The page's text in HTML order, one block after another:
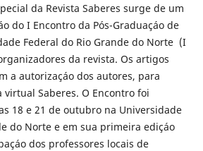
da Revista Saberes surge de um
do I Encontro da Pós-Graduaçáo de
Federal do Rio Grande do Norte (I
da revista. Os artigos
a autorizaçáo dos autores, para
Saberes. O Encontro foi
18 e 21 de outubro na Universidade
do Norte e em sua primeira ediçáo
dos professores locais de